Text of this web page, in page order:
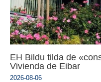
EH Bildu tilda de
Vivienda de Eibar
2026-08-06